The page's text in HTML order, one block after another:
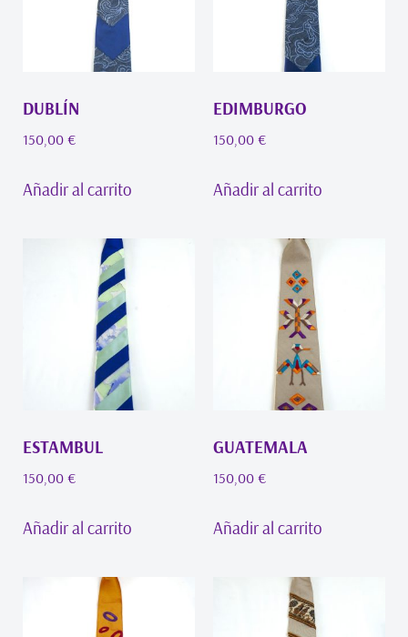
DUBLÍN
150,00 €
Añadir al carrito
EDIMBURGO
150,00 €
Añadir al carrito
ESTAMBUL
150,00 €
Añadir al carrito
GUATEMALA
150,00 €
Añadir al carrito